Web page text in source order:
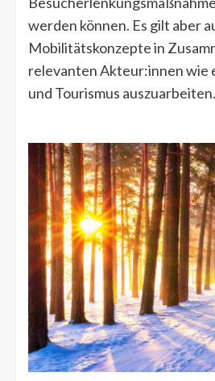
werden können. Es gilt aber
Mobilitätskonzepte in
relevanten Akteur:innen wie
und Tourismus auszuarbeiten.